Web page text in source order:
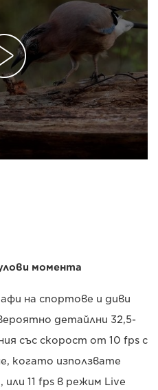
момента
на спортове и диви
детайлни 32,5-
със скорост от 10 fps с
когато използвате
11 fps в режим Live